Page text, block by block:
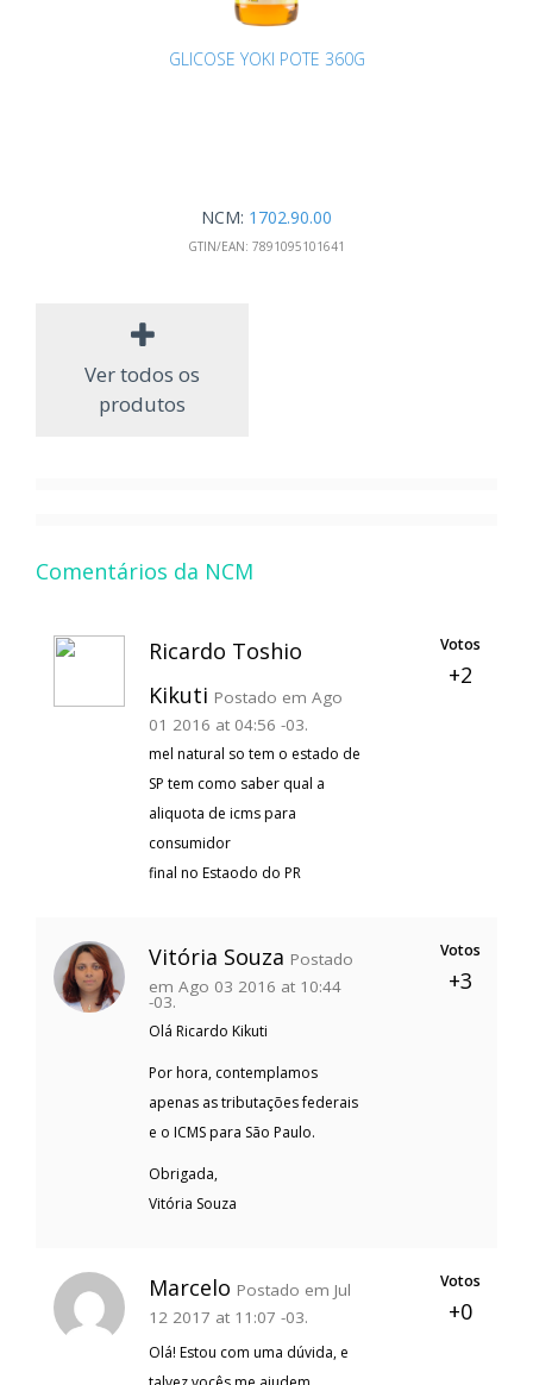
GLICOSE YOKI POTE 360G
NCM: 1702.90.00
GTIN/EAN: 7891095101641
Ver todos os
produtos
Comentários da NCM
Ricardo Toshio
Kikuti Postado em Ago
01 2016 at 04:56 -03.
mel natural so tem o estado de
SP tem como saber qual a
aliquota de icms para
consumidor
final no Estaodo do PR
Votos
+2
Vitória Souza Postado
em Ago 03 2016 at 10:44
-03.
Olá Ricardo Kikuti
Por hora, contemplamos
apenas as tributações federais
e o ICMS para São Paulo.
Obrigada,
Vitória Souza
Votos
+3
Marcelo Postado em Jul
12 2017 at 11:07 -03.
Olá! Estou com uma dúvida, e
Votos
+0